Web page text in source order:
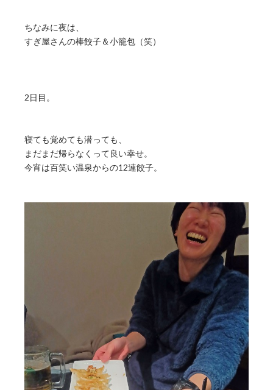
ちなみに夜は、
すぎ屋さんの棒餃子＆小籠包（笑）
2日目。
寝ても覚めても潜っても、
まだまだ帰らなくって良い幸せ。
今宵は百笑い温泉からの12連餃子。